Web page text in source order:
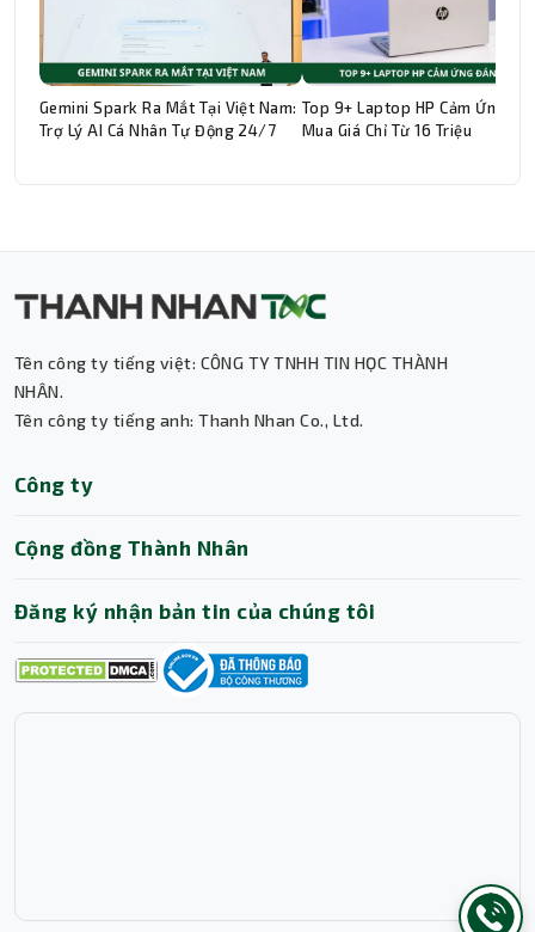
Gemini Spark Ra Mắt Tại Việt Nam:
Trợ Lý AI Cá Nhân Tự Động 24/7
Top 9+ Laptop HP Cảm Ứng
Mua Giá Chỉ Từ 16 Triệu
Tên công ty tiếng việt: CÔNG TY TNHH TIN HỌC THÀNH
NHÂN.
Tên công ty tiếng anh: Thanh Nhan Co., Ltd.
Công ty
Cộng đồng Thành Nhân
Đăng ký nhận bản tin của chúng tôi
Trợ lý AI • Phản hồi tức thì